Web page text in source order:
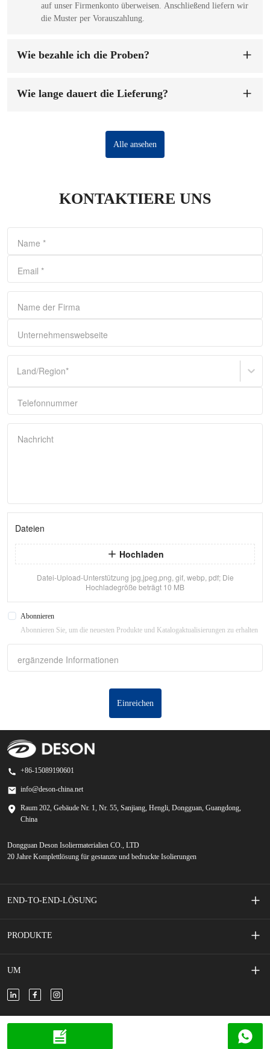
auf unser Firmenkonto überweisen. Anschließend liefern wir
die Muster per Vorauszahlung.
Wie bezahle ich die Proben?
anfertigen. Die Probenvorbereitung dauert 1-7 Werktage.
Wie lange dauert die Lieferung?
Alle ansehen
KONTAKTIERE UNS
Name *
Email *
Name der Firma
Unternehmenswebseite
Land/Region*
Telefonnummer
Nachricht
Dateien
Hochladen
Datei-Upload-Unterstützung jpg,jpeg,png, gif, webp, pdf; Die
Hochladegröße beträgt 10 MB
Abonnieren
Abonnieren Sie, um die neuesten Produkte und Katalogaktualisierungen zu erhalten
ergänzende Informationen
Einreichen
+86-15089190601
info@deson-china.net
Raum 202, Gebäude Nr. 1, Nr. 55, Sanjiang, Hengli, Dongguan, Guangdong,
China
Dongguan Deson Isoliermaterialien CO., LTD
20 Jahre Komplettlösung für gestanzte und bedruckte Isolierungen
END-TO-END-LÖSUNG
Siebgedruckte Membranschalter
Neues Energiefahrzeug
Neue Energiespeicher
PRODUKTE
Klebeband
Klebeschaum
UM
Über uns
Kontaktiere uns
Copyright © 2024 DESON, alle Rechte vorbehalten.